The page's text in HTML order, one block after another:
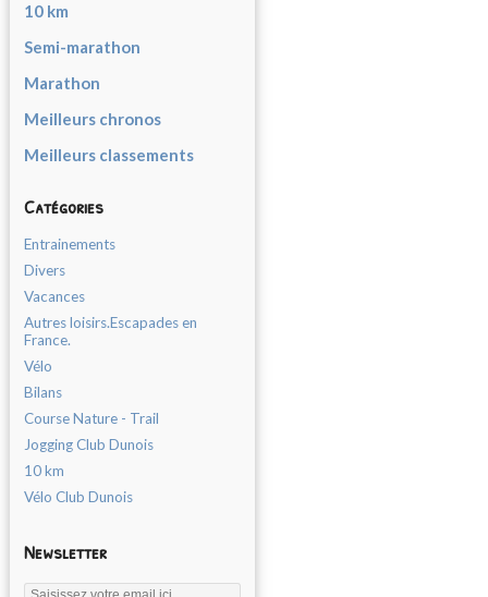
10 km
Semi-marathon
Marathon
Meilleurs chronos
Meilleurs classements
Catégories
Entrainements
Divers
Vacances
Autres loisirs.Escapades en
France.
Vélo
Bilans
Course Nature - Trail
Jogging Club Dunois
10 km
Vélo Club Dunois
Newsletter